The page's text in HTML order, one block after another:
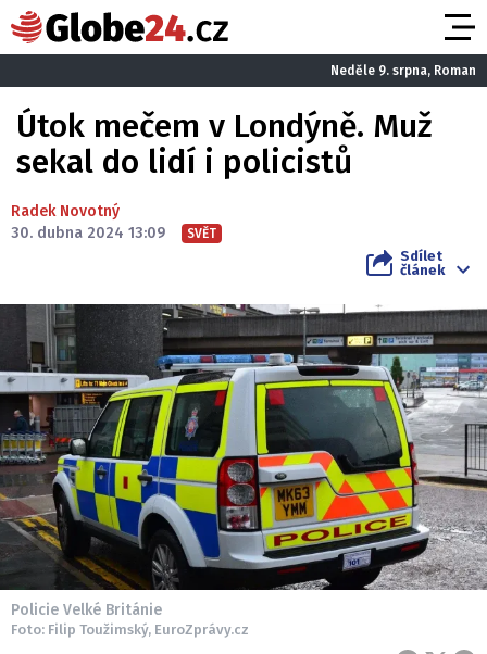
Neděle 9. srpna, Roman
Útok mečem v Londýně. Muž
sekal do lidí i policistů
Radek Novotný
30. dubna 2024 13:09
SVĚT
Sdílet
článek
Policie Velké Británie
Foto: Filip Toužimský, EuroZprávy.cz